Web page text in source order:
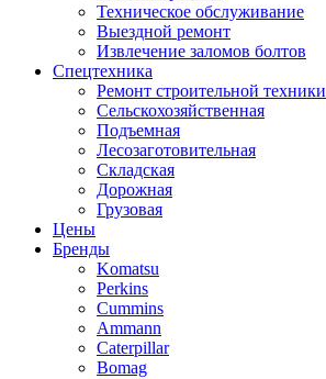
Техническое обслуживание
Выездной ремонт
Извлечение заломов болтов
Спецтехника
Ремонт строительной техники
Сельскохозяйственная
Подъемная
Лесозаготовительная
Складская
Дорожная
Грузовая
Цены
Бренды
Komatsu
Perkins
Cummins
Ammann
Caterpillar
Bomag